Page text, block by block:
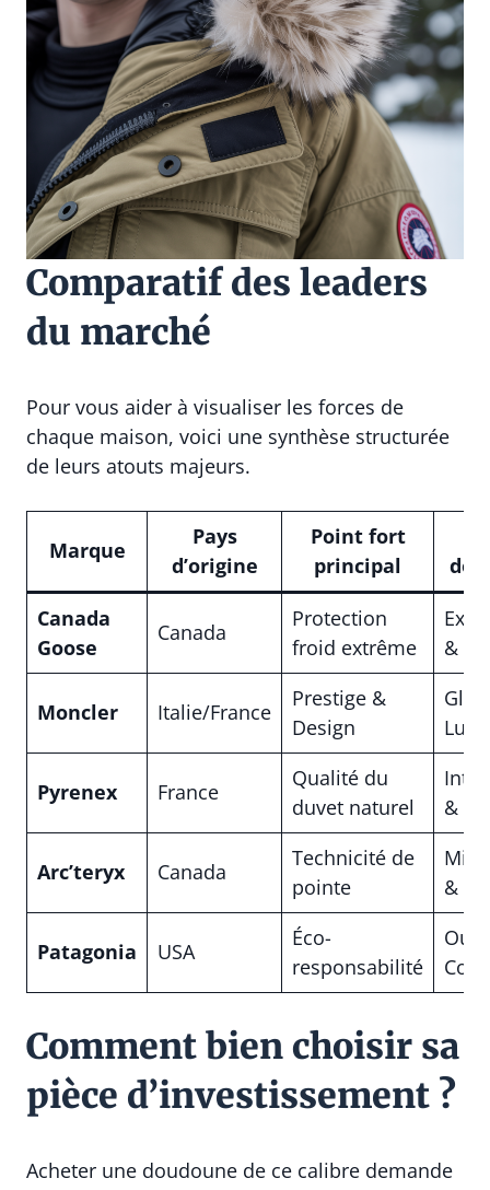
Comparatif des leaders
du marché
Pour vous aider à visualiser les forces de
chaque maison, voici une synthèse structurée
de leurs atouts majeurs.
Marque
Pays
d’origine
Point fort
principal
Canada
Goose
Canada
Protection
froid extrême
&
Moncler Italie/France
Prestige &
Design
Luxe
Pyrenex France
Qualité du
duvet naturel
&
Arc’teryx Canada
Technicité de
pointe
&
Patagonia USA
Éco-
responsabilité
Comment bien choisir sa
pièce d’investissement ?
Acheter une doudoune de ce calibre demande